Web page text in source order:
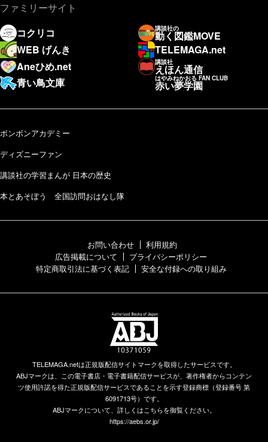
ファミリーサイト
コクリコ
講談社の
動く図鑑MOVE
WEB げんき
TELEMAGA.net
Aneひめ.net
講談社
えほん通信
青い鳥文庫
はやみねかおる FAN CLUB
赤い夢学園
ボンボンアカデミー
ディズニーファン
講談社の学習まんが 日本の歴史
本とあそぼう 全国訪問おはなし隊
お問い合わせ
利用規約
広告掲載について
プライバシーポリシー
特定商取引法に基づく表記
安全な付録への取り組み
TELEMAGA.netは正規版配信サイトマークを取得したサービスです。
ABJマークは、この電子書店・電子書籍配信サービスが、著作権者からコンテン
ツ使用許諾を得た正規版配信サービスであることを示す登録商標（登録番号 第
6091713号）です。
ABJマークについて、詳しくはこちらを御覧ください。
https://aebs.or.jp/